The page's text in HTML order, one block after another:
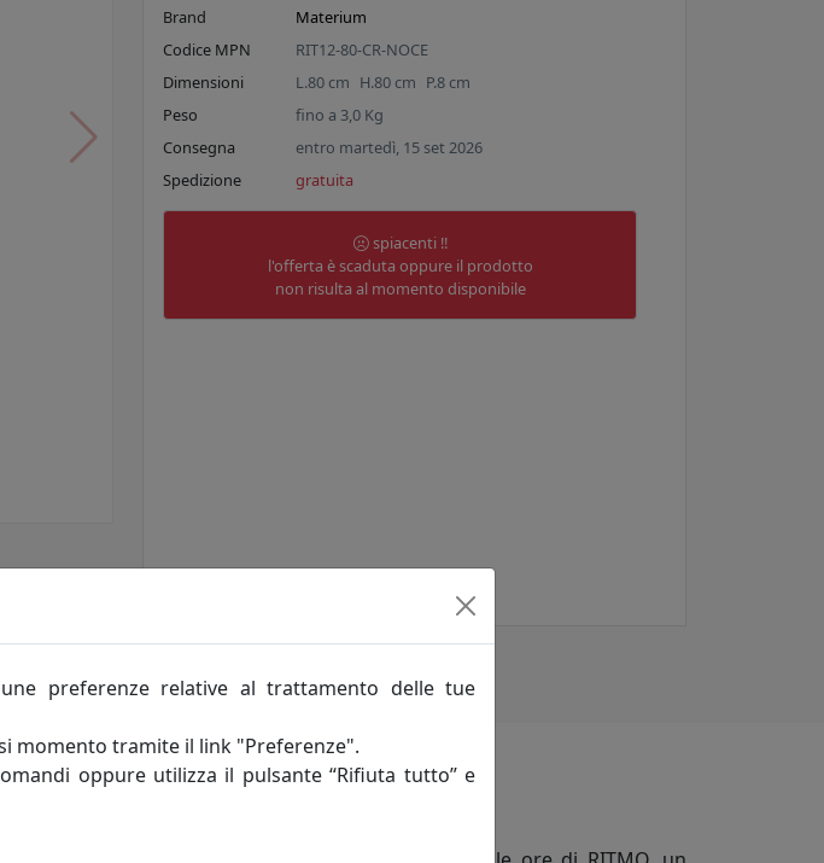
Brand
Materium
Codice MPN
RIT12-80-CR-NOCE
Dimensioni
L.80 cm H.80 cm P.8 cm
Peso
fino a 3,0 Kg
Consegna
entro martedì, 15 set 2026
Spedizione
gratuita
spiacenti !!
l'offerta è scaduta oppure il prodotto
non risulta al momento disponibile
preferenze relative al trattamento delle tue
momento tramite il link "Preferenze".
oppure utilizza il pulsante “Rifiuta tutto” e